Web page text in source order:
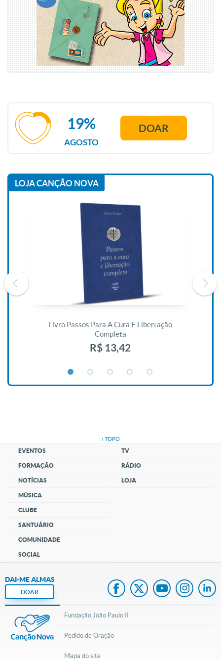
AGOSTO
19% DOAR
LOJA CANÇÃO NOVA
Livro Passos Para A Cura E Libertação
Completa
R$ 13,42
↑ TOPO
EVENTOS
FORMAÇÃO
NOTÍCIAS
MÚSICA
CLUBE
SANTUÁRIO
COMUNIDADE
SOCIAL
TV
RÁDIO
LOJA
DAI-ME ALMAS
DOAR
Fundação João Paulo II
Pedido de Oração
Mapa do site